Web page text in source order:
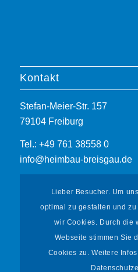
Kontakt
Stefan-Meier-Str. 157
79104 Freiburg
Tel.: +49 761 38558 0
info@heimbau-breisgau.de
Informationen
Lieber Besucher. Um
optimal zu gestalten und
wir Cookies. Durch die
Webseite stimmen Sie
Cookies zu. Weitere